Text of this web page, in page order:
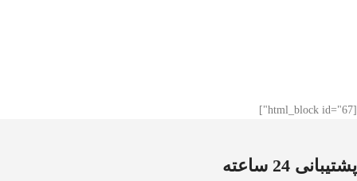
[html_block id="67"]
پشتیبانی 24 ساعته